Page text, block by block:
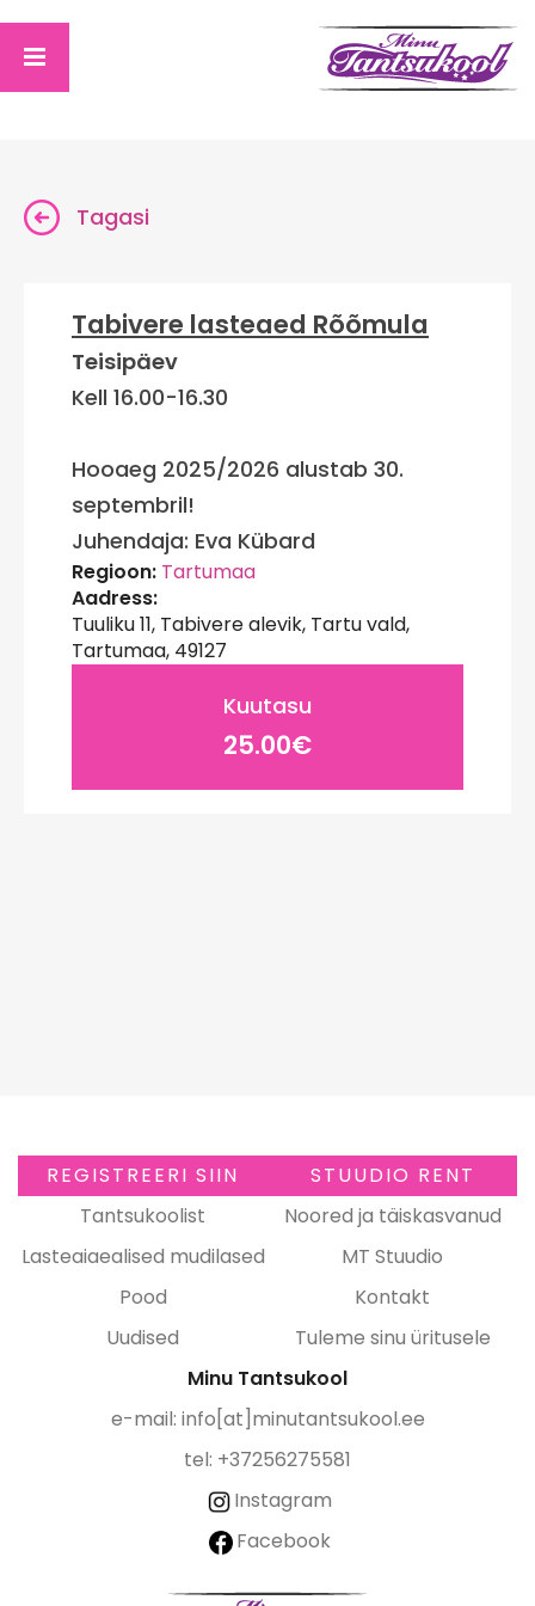
Tagasi
Tabivere lasteaed Rõõmula
Teisipäev
Kell 16.00-16.30
Hooaeg 2025/2026 alustab 30.
septembril!
Juhendaja: Eva Kübard
Regioon: Tartumaa
Aadress:
Tuuliku 11, Tabivere alevik, Tartu vald,
Tartumaa, 49127
Kuutasu
25.00€
REGISTREERI SIIN
STUUDIO RENT
Tantsukoolist
Noored ja täiskasvanud
Lasteaiaealised mudilased
MT Stuudio
Pood
Kontakt
Uudised
Tuleme sinu üritusele
Minu Tantsukool
e-mail: info[at]minutantsukool.ee
tel: +37256275581
Instagram
Facebook